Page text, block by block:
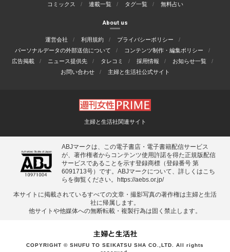
コミックス
連載一覧 タグ一覧 無料占い
About us
運営会社 利用規約
プライバシーポリシー
パーソナルデータの外部送信について
コンテンツ制作・編集ポリシー
広告掲載
ニュース提供先 タレコミ 採用情報
お知らせ一覧
お問い合わせ
主婦と生活社公式サイト
主婦と生活社関連サイト
ABJマークは、この電子書店・電子書籍配信サービス
が、著作権者からコンテンツ使用許諾を得た正規版配信
サービスであることを示す登録商標（登録番号 第
6091713号）です。ABJマークについて、詳しくはこち
らを御覧ください。
https://aebs.or.jp/
本サイトに掲載されているすべての⽂章・撮影写真の著作権は主婦と⽣活
社に帰属します。
他サイトや他媒体への無断転載・複製⾏為は固く禁⽌します。
COPYRIGHT © SHUFU TO SEIKATSU SHA CO.,LTD. All rights